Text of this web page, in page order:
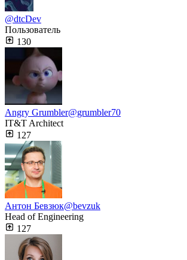
@dtcDev
Пользователь
130
Angry Grumbler@grumbler70
IT&T Architect
127
Антон Бевзюк@bevzuk
Head of Engineering
127